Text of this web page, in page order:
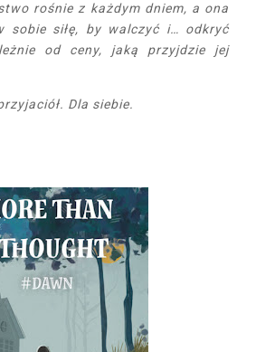
rośnie z każdym dniem, a ona
sobie siłę, by walczyć i… odkryć
od ceny, jaką przyjdzie jej
Dla siebie.